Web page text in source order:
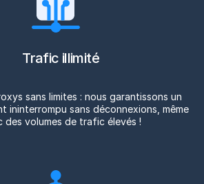
Trafic illimité
sans limites : nous garantissons un
ininterrompu sans déconnexions, même
des volumes de trafic élevés !